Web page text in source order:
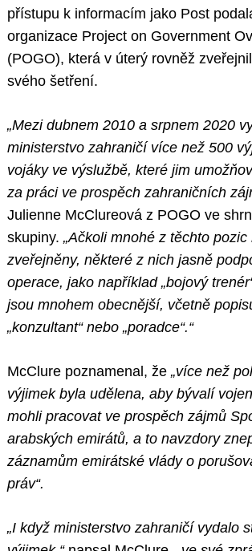
přístupu k informacím jako Post
organizace Project on Government
(POGO), která v úterý rovněž
svého šetření.
„Mezi dubnem 2010 a srpnem 2020
ministerstvo zahraničí více než 500
vojáky ve výslužbě, které jim
za práci ve prospěch zahraničních
Julienne McClureová z POGO ve
skupiny. „Ačkoli mnohé z těchto pozic
zveřejněny, některé z nich jasně
operace, jako například „bojový
jsou mnohem obecnější, včetně
„konzultant“ nebo „poradce“.“
McClure poznamenal, že „více než
výjimek byla udělena, aby bývalí
mohli pracovat ve prospěch zájmů
arabských emirátů, a to navzdory
záznamům emirátské vlády o
práv“.
„I když ministerstvo zahraničí vydalo